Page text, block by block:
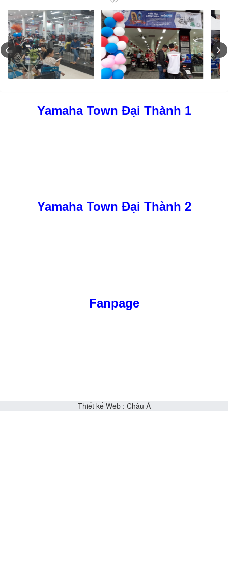
Yamaha Town Đại Thành 1
Yamaha Town Đại Thành 2
Fanpage
Thiết kế Web: Châu Á